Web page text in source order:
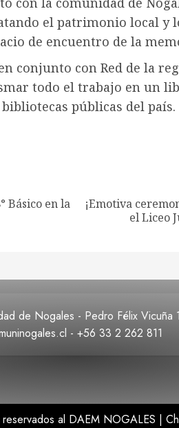
el patrimonio local y
de encuentro de la
conjunto con Red de la
todo el trabajo en un
públicas del país.
Entrada
Básico en la
Siguiente
¡Emotiva
el Liceo
de Nogales - Pedro Félix Vicuña
- +56 33 2 262 811
al DAEM NOGALES |